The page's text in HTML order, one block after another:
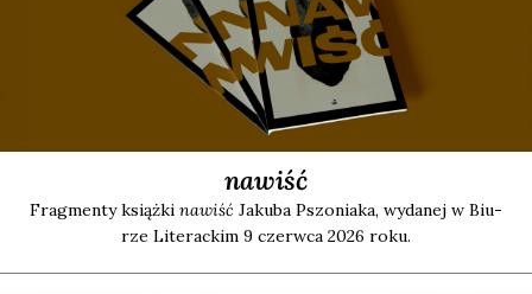
nawiść
Frag­men­ty książ­ki nawiść Jaku­ba Pszo­nia­ka, wyda­nej w Biu­
rze Lite­rac­kim 9 czerw­ca 2026 roku.